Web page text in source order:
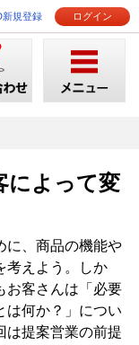
新規登録 ログイン
によって変
に、商品の機能や
考えよう。しか
お客さんは「必要
は何か？」につい
は提案営業の前提